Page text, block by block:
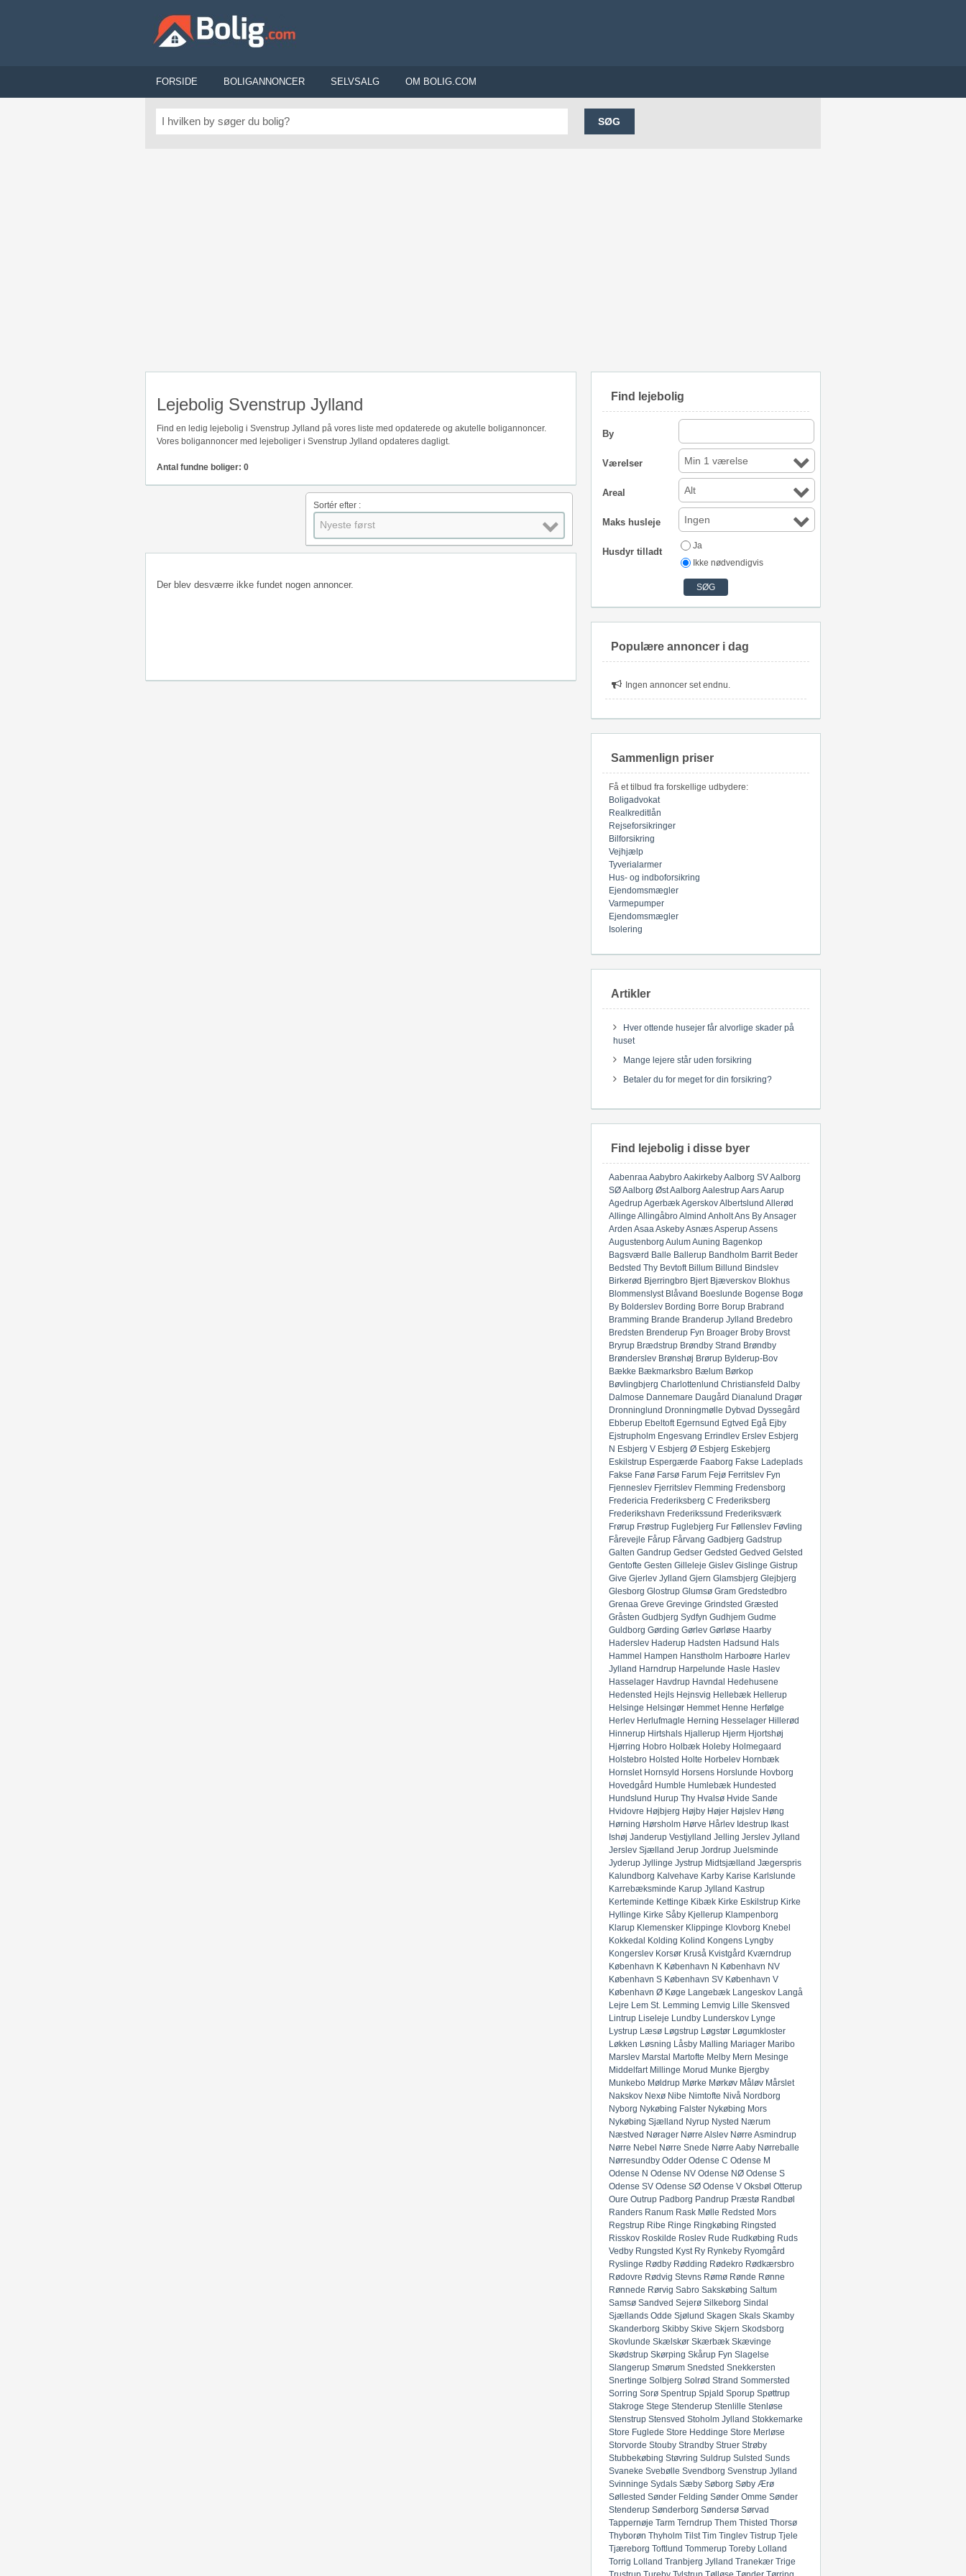
FORSIDE BOLIGANNONCER SELVSALG OM BOLIG.COM
SØG
Lejebolig Svenstrup Jylland
Find en ledig lejebolig i Svenstrup Jylland på vores liste med opdaterede og akutelle boligannoncer.
Vores boligannoncer med lejeboliger i Svenstrup Jylland opdateres dagligt.
Antal fundne boliger: 0
Sortér efter :
Nyeste først
Der blev desværre ikke fundet nogen annoncer.
Find lejebolig
By
Værelser Min 1 værelse
Areal Alt
Maks husleje Ingen
Husdyr tilladt
Ja
Ikke nødvendigvis
Populære annoncer i dag
Ingen annoncer set endnu.
Sammenlign priser
Få et tilbud fra forskellige udbydere:
Boligadvokat
Realkreditlån
Rejseforsikringer
Bilforsikring
Vejhjælp
Tyverialarmer
Hus- og indboforsikring
Ejendomsmægler
Varmepumper
Ejendomsmægler
Isolering
Artikler
Hver ottende husejer får alvorlige skader på
huset
Mange lejere står uden forsikring
Betaler du for meget for din forsikring?
Find lejebolig i disse byer
AabenraaAabybroAakirkebyAalborg SVAalborg
SØAalborg ØstAalborg AalestrupAarsAarup
AgedrupAgerbækAgerskovAlbertslund Allerød
Allinge AllingåbroAlmind AnholtAns ByAnsager
Arden AsaaAskebyAsnæsAsperupAssens
Augustenborg AulumAuning Bagenkop
Bagsværd Balle Ballerup Bandholm Barrit Beder
Bedsted Thy Bevtoft Billum Billund Bindslev
Birkerød Bjerringbro Bjert Bjæverskov Blokhus
Blommenslyst Blåvand Boeslunde Bogense Bogø
By Bolderslev Bording Borre Borup Brabrand
Bramming Brande Branderup Jylland Bredebro
Bredsten Brenderup Fyn Broager Broby Brovst
Bryrup Brædstrup Brøndby Strand Brøndby
Brønderslev Brønshøj Brørup Bylderup-Bov
Bække Bækmarksbro Bælum Børkop
Bøvlingbjerg Charlottenlund Christiansfeld Dalby
Dalmose Dannemare Daugård Dianalund Dragør
Dronninglund Dronningmølle Dybvad Dyssegård
Ebberup Ebeltoft Egernsund Egtved Egå Ejby
Ejstrupholm Engesvang Errindlev Erslev Esbjerg
N Esbjerg V Esbjerg Ø Esbjerg Eskebjerg
Eskilstrup Espergærde Faaborg Fakse Ladeplads
Fakse Fanø Farsø Farum Fejø Ferritslev Fyn
Fjenneslev Fjerritslev Flemming Fredensborg
Fredericia Frederiksberg C Frederiksberg
Frederikshavn Frederikssund Frederiksværk
Frørup Frøstrup Fuglebjerg Fur Føllenslev Føvling
Fårevejle Fårup Fårvang Gadbjerg Gadstrup
Galten Gandrup Gedser Gedsted Gedved Gelsted
Gentofte Gesten Gilleleje Gislev Gislinge Gistrup
Give Gjerlev Jylland Gjern Glamsbjerg Glejbjerg
Glesborg Glostrup Glumsø Gram Gredstedbro
Grenaa Greve Grevinge Grindsted Græsted
Gråsten Gudbjerg Sydfyn Gudhjem Gudme
Guldborg Gørding Gørlev Gørløse Haarby
Haderslev Haderup Hadsten Hadsund Hals
Hammel
Hampen Hanstholm Harboøre Harlev
Jylland Harndrup Harpelunde Hasle Haslev
Hasselager Havdrup Havndal Hedehusene
Hedensted Hejls Hejnsvig Hellebæk Hellerup
Helsinge Helsingør Hemmet Henne Herfølge
Herlev Herlufmagle Herning Hesselager Hillerød
Hinnerup Hirtshals Hjallerup Hjerm Hjortshøj
Hjørring Hobro Holbæk Holeby Holmegaard
Holstebro Holsted Holte Horbelev Hornbæk
Hornslet Hornsyld Horsens Horslunde Hovborg
Hovedgård Humble Humlebæk Hundested
Hundslund Hurup Thy Hvalsø Hvide Sande
Hvidovre Højbjerg Højby Højer Højslev Høng
Hørning Hørsholm Hørve Hårlev Idestrup Ikast
Ishøj Janderup Vestjylland Jelling Jerslev Jylland
Jerslev Sjælland Jerup Jordrup Juelsminde
Jyderup Jyllinge Jystrup Midtsjælland Jægerspris
Kalundborg Kalvehave Karby Karise Karlslunde
Karrebæksminde Karup Jylland Kastrup
Kerteminde Kettinge Kibæk Kirke Eskilstrup Kirke
Hyllinge Kirke Såby Kjellerup Klampenborg
Klarup Klemensker Klippinge Klovborg Knebel
Kokkedal Kolding Kolind Kongens Lyngby
Kongerslev Korsør Kruså Kvistgård Kværndrup
København K København N København NV
København S København SV København V
København Ø Køge Langebæk Langeskov Langå
Lejre Lem St. Lemming Lemvig Lille Skensved
Lintrup Liseleje Lundby Lunderskov Lynge
Lystrup Læsø Løgstrup Løgstør Løgumkloster
Løkken Løsning Låsby Malling Mariager Maribo
Marslev Marstal Martofte Melby Mern Mesinge
Middelfart Millinge Morud Munke Bjergby
Munkebo Møldrup Mørke Mørkøv Måløv Mårslet
Nakskov Nexø Nibe Nimtofte Nivå Nordborg
Nyborg Nykøbing Falster Nykøbing Mors
Nykøbing Sjælland Nyrup Nysted Nærum
Næstved Nørager Nørre Alslev Nørre Asmindrup
Nørre Nebel
Nørre Snede Nørre Aaby Nørreballe
Nørresundby Odder Odense C Odense M
Odense N Odense NV Odense NØ Odense S
Odense SV Odense SØ Odense V Oksbøl Otterup
Oure Outrup Padborg Pandrup Præstø Randbøl
Randers Ranum Rask Mølle Redsted Mors
Regstrup Ribe Ringe Ringkøbing Ringsted
Risskov Roskilde Roslev Rude Rudkøbing Ruds
Vedby Rungsted Kyst Ry Rynkeby Ryomgård
Ryslinge Rødby Rødding Rødekro Rødkærsbro
Rødovre Rødvig Stevns Rømø Rønde Rønne
Rønnede Rørvig Sabro Sakskøbing Saltum
Samsø Sandved Sejerø Silkeborg Sindal
Sjællands Odde Sjølund Skagen Skals Skamby
Skanderborg Skibby Skive Skjern Skodsborg
Skovlunde Skælskør Skærbæk Skævinge
Skødstrup Skørping Skårup Fyn Slagelse
Slangerup Smørum Snedsted Snekkersten
Snertinge Solbjerg Solrød Strand Sommersted
Sorring Sorø Spentrup Spjald Sporup Spøttrup
Stakroge Stege Stenderup Stenlille Stenløse
Stenstrup Stensved Stoholm Jylland Stokkemarke
Store Fuglede Store Heddinge Store Merløse
Storvorde Stouby Strandby Struer Strøby
Stubbekøbing Støvring Suldrup Sulsted Sunds
Svaneke Svebølle Svendborg Svenstrup Jylland
Svinninge Sydals Sæby Søborg Søby Ærø
Søllested Sønder Felding Sønder Omme Sønder
Stenderup Sønderborg Søndersø Sørvad
Tappernøje Tarm Terndrup Them Thisted Thorsø
Thyborøn Thyholm Tilst Tim Tinglev Tistrup Tjele
Tjæreborg Toftlund Tommerup Toreby Lolland
Torrig Lolland Tranbjerg Jylland Tranekær Trige